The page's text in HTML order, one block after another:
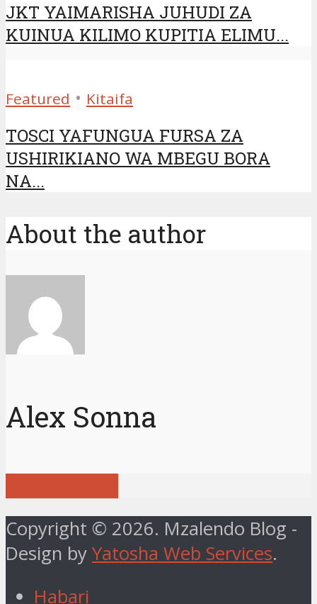
JKT YAIMARISHA JUHUDI ZA
KUINUA KILIMO KUPITIA ELIMU...
Featured • Kitaifa
TOSCI YAFUNGUA FURSA ZA
USHIRIKIANO WA MBEGU BORA
NA...
About the author
Alex Sonna
Copyright © 2026. Mzalendo Blog -
Design by Yatosha Web Services.
Habari